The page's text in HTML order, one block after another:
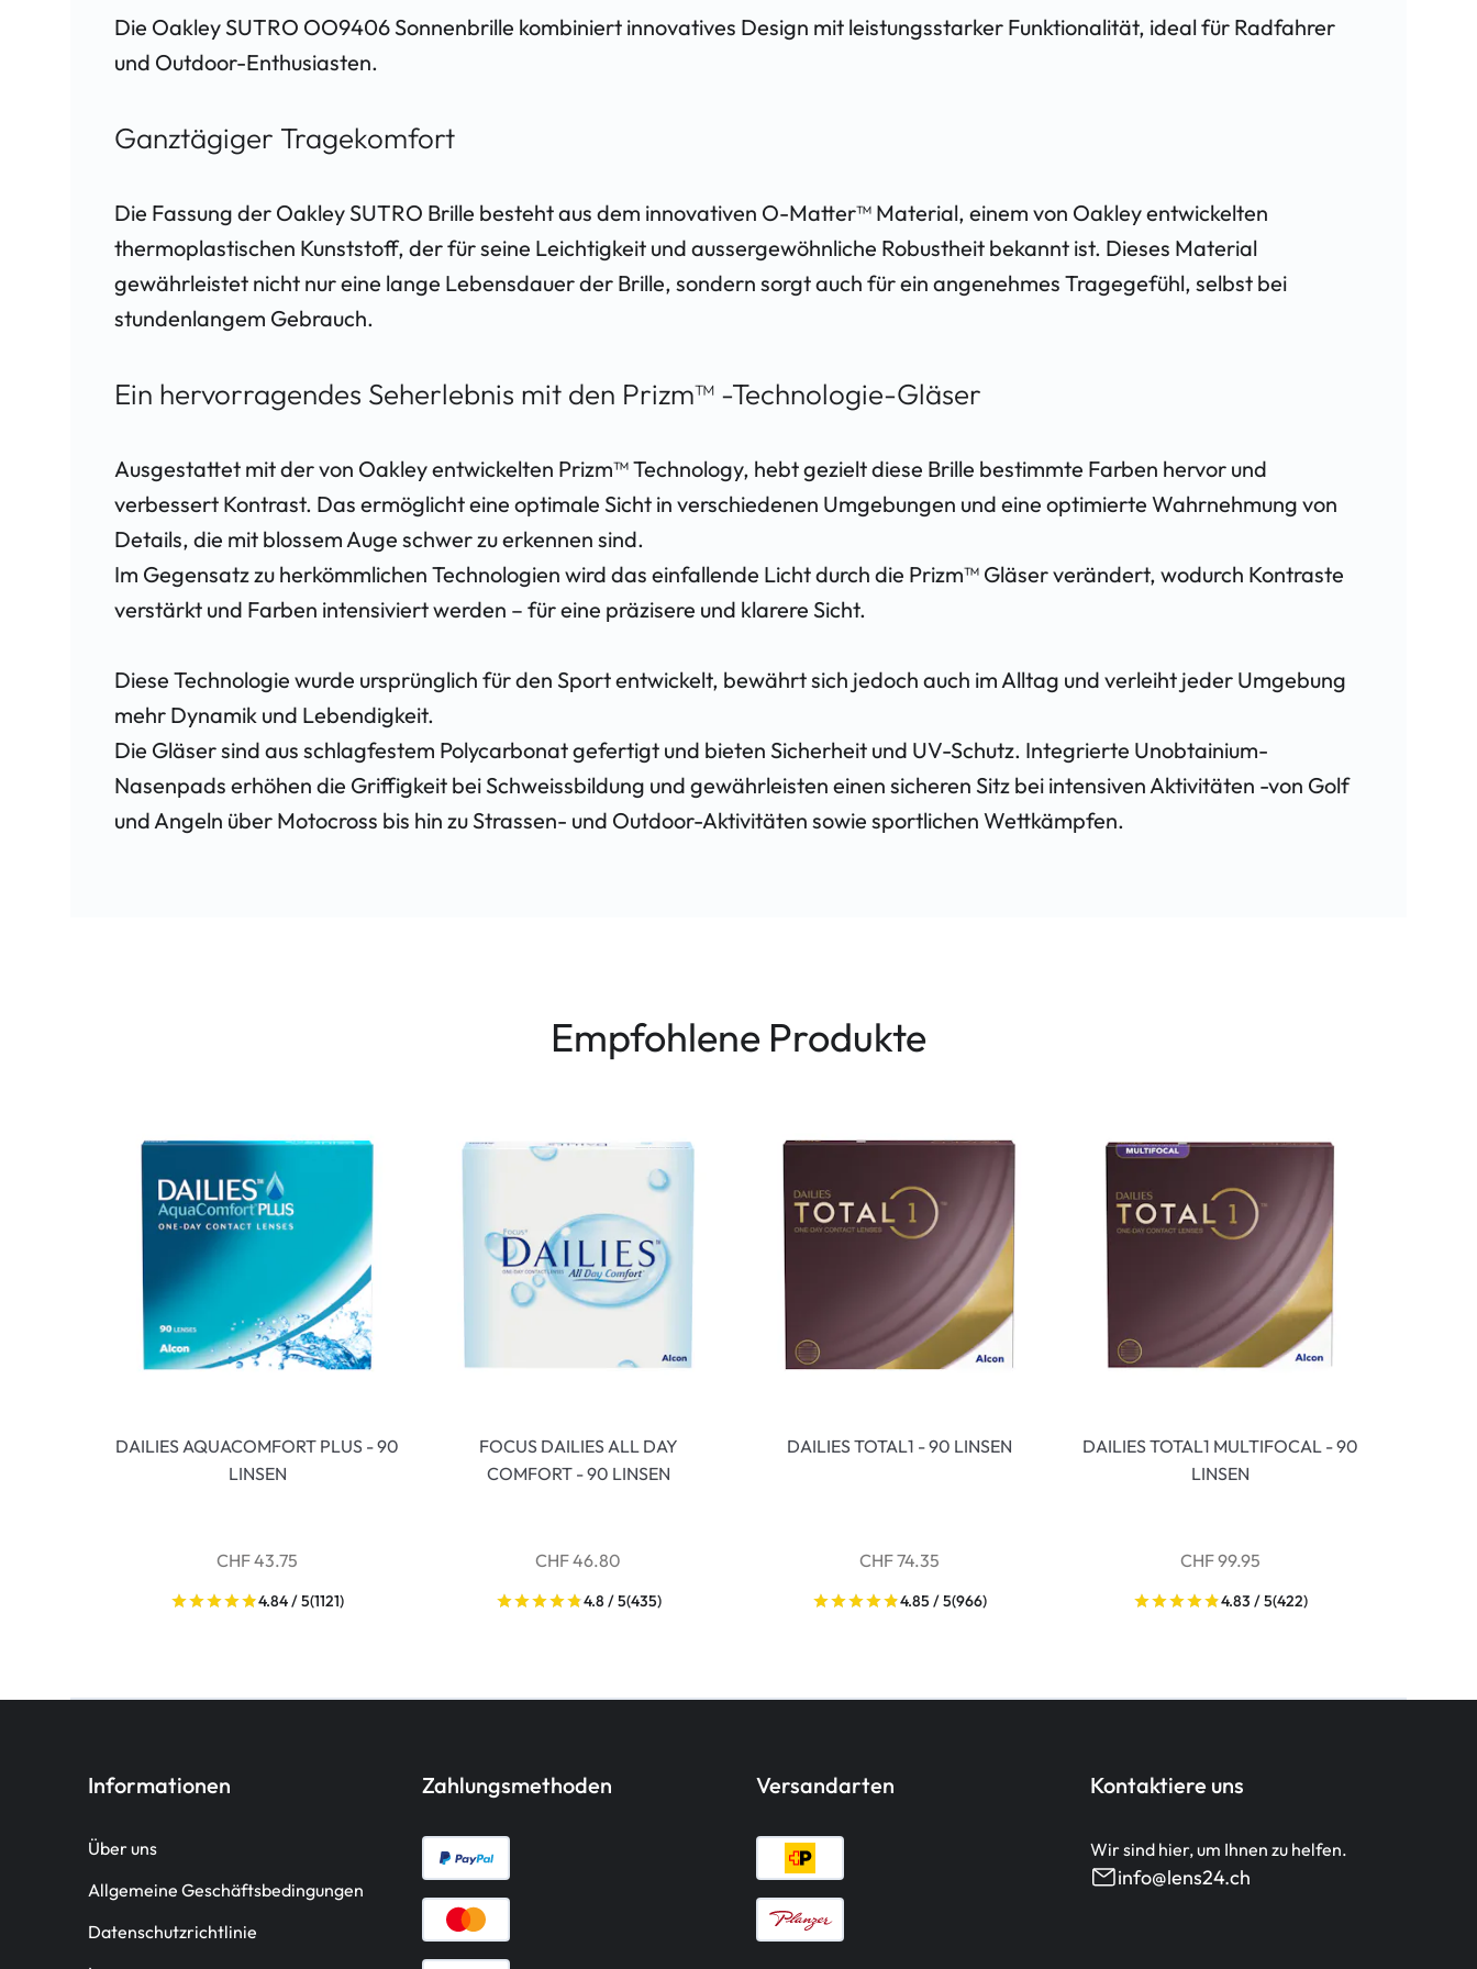
Die Oakley SUTRO OO9406 ​Sonnenbrille kombiniert innovatives Design mit leistungsstarker Funktionalität, ideal für Radfahrer
und Outdoor-Enthusiasten.
Ganztägiger Tragekomfort
Die Fassung der Oakley SUTRO Brille besteht aus dem innovativen O-Matter™ Material, einem von Oakley entwickelten
thermoplastischen Kunststoff, der für seine Leichtigkeit und aussergewöhnliche Robustheit bekannt ist. Dieses Material
gewährleistet nicht nur eine lange Lebensdauer der Brille, sondern sorgt auch für ein angenehmes Tragegefühl, selbst bei
stundenlangem Gebrauch.
Ein hervorragendes Seherlebnis mit den Prizm™ -Technologie-Gläser
Ausgestattet mit der von Oakley entwickelten Prizm™ Technology, hebt gezielt diese Brille bestimmte Farben hervor und
verbessert Kontrast. Das ermöglicht eine optimale Sicht in verschiedenen Umgebungen und eine optimierte Wahrnehmung von
Details, die mit blossem Auge schwer zu erkennen sind.
Im Gegensatz zu herkömmlichen Technologien wird das einfallende Licht durch die Prizm™ Gläser verändert, wodurch Kontraste
verstärkt und Farben intensiviert werden – für eine präzisere und klarere Sicht.
Diese Technologie wurde ursprünglich für den Sport entwickelt, bewährt sich jedoch auch im Alltag und verleiht jeder Umgebung
mehr Dynamik und Lebendigkeit.
Die Gläser sind aus schlagfestem Polycarbonat gefertigt und bieten Sicherheit und UV-Schutz. Integrierte Unobtainium-
Nasenpads erhöhen die Griffigkeit bei Schweissbildung und gewährleisten einen sicheren Sitz bei intensiven Aktivitäten -von Golf
und Angeln über Motocross bis hin zu Strassen- und Outdoor-Aktivitäten sowie sportlichen Wettkämpfen.
Empfohlene Produkte
DAILIES AQUACOMFORT PLUS - 90
LINSEN
CHF 43.75
4.84 / 5(1121)
FOCUS DAILIES ALL DAY
COMFORT - 90 LINSEN
CHF 46.80
4.8 / 5(435)
DAILIES TOTAL1 - 90 LINSEN
CHF 74.35
4.85 / 5(966)
DAILIES TOTAL1 MULTIFOCAL - 90
LINSEN
CHF 99.95
4.83 / 5(422)
Informationen
Über uns
Allgemeine Geschäftsbedingungen
Datenschutzrichtlinie
Zahlungsmethoden Versandarten Kontaktiere uns
Wir sind hier, um Ihnen zu helfen.
info@lens24.ch